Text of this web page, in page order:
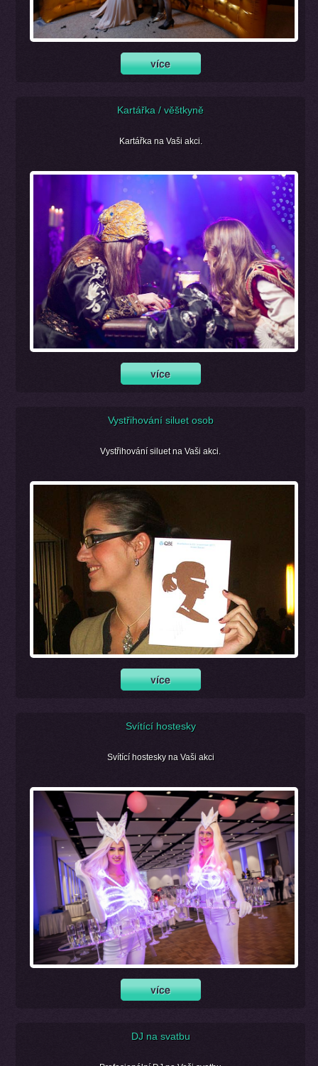
Kartářka / věštkyně
Kartářka na Vaši akci.
Vystřihování siluet osob
Vystřihování siluet na Vaši akci.
Svítící hostesky
Svítící hostesky na Vaši akci
DJ na svatbu